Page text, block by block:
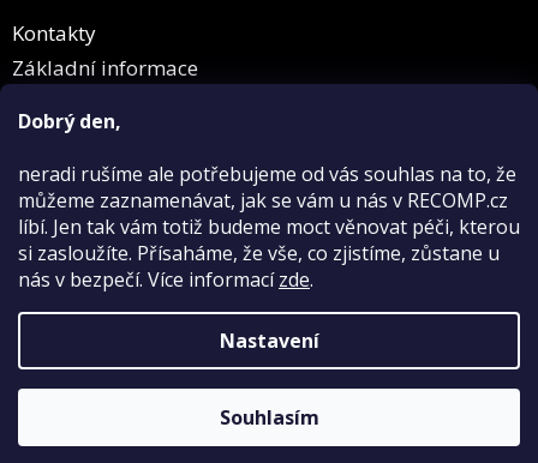
Dobrý den,
neradi rušíme ale potřebujeme od vás souhlas na to, že
můžeme zaznamenávat, jak se vám u nás v RECOMP.cz
líbí. Jen tak vám totiž budeme moct věnovat péči, kterou
si zasloužíte. Přísaháme, že vše, co zjistíme, zůstane u
nás v bezpečí. Více informacízde.
Nastavení
Souhlasím
Kontakty
Základní informace
Copyright 2026RECOMP.cz. Všechna práva vyhrazena.Upravit
nastavení cookies